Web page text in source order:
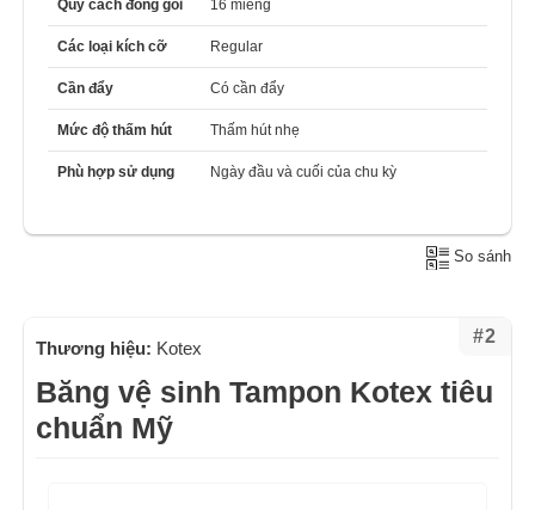
Quy cách đóng gói 16 miếng
Các loại kích cỡ Regular
Cần đẩy Có cần đẩy
Mức độ thấm hút Thấm hút nhẹ
Phù hợp sử dụng Ngày đầu và cuối của chu kỳ
So sánh
#2
Thương hiệu: Kotex
Băng vệ sinh Tampon Kotex tiêu
chuẩn Mỹ